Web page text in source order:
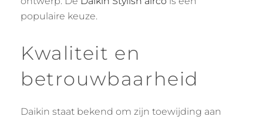
populaire keuze.
Kwaliteit en
betrouwbaarheid
Daikin staat bekend om zijn toewijding aan